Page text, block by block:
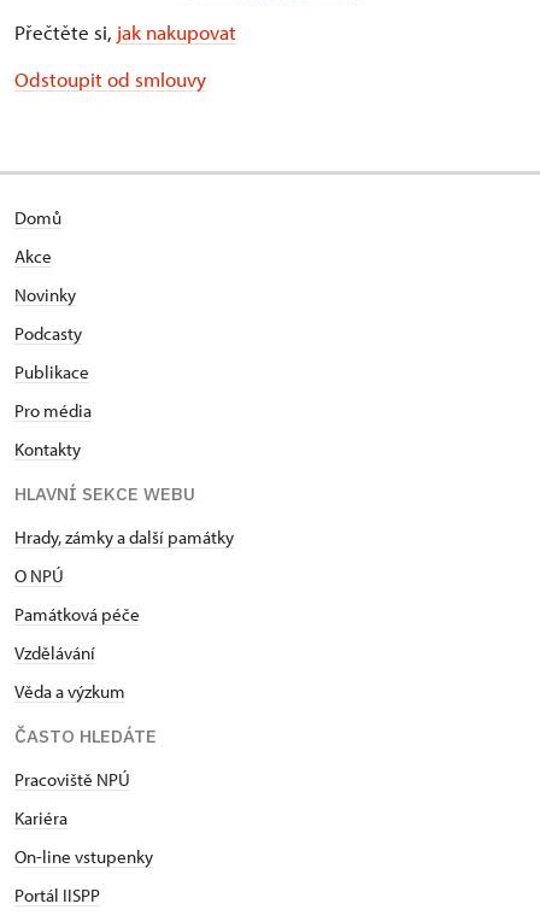
Přečtěte si, jak nakupovat
Odstoupit od smlouvy
Domů
Akce
Novinky
Podcasty
Publikace
Pro média
Kontakty
HLAVNÍ SEKCE WEBU
Hrady, zámky a další památky
O NPÚ
Památková péče
Vzdělávání
Věda a výzkum
ČASTO HLEDÁTE
Pracoviště NPÚ
Kariéra
On-line vstupenky
Portál IISPP